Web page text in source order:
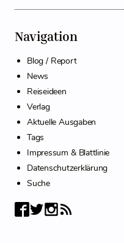
Navigation
Blog / Report
News
Reiseideen
Verlag
Aktuelle Ausgaben
Tags
Impressum & Blattlinie
Datenschutzerklärung
Suche